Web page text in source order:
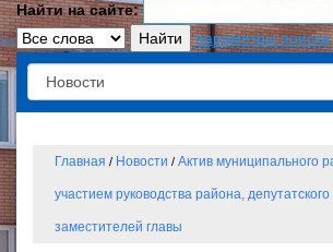
Найти на сайте:
параметры поиска
Главная / Новости / Актив муниципального
участием руководства района, депутатского
заместителей главы